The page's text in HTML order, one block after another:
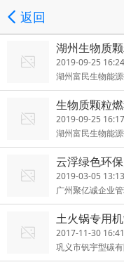
返回
湖州生物质
厂家
2019-09-25 16:24
湖州富民生物能
生物质颗粒
2019-09-25 16:17
湖州富民生物能
云浮绿色环
2019-03-05 13:13
广州聚亿诚企业
土火锅专用
2017-11-30 16:41
巩义市钒宇型碳